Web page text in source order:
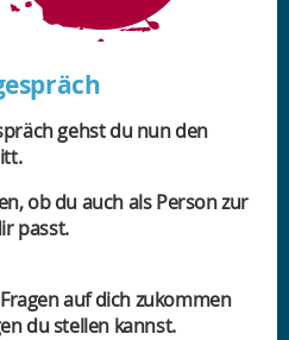
gehst du nun den
ob du auch als Person zur
passt.
auf dich zukommen
du stellen kannst.